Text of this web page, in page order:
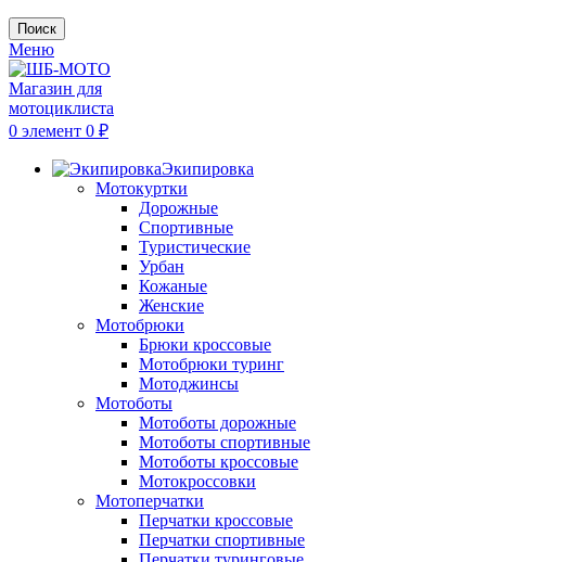
Поиск
Меню
0 элемент 0 ₽
Экипировка
Мотокуртки
Дорожные
Спортивные
Туристические
Урбан
Кожаные
Женские
Мотобрюки
Брюки кроссовые
Мотобрюки туринг
Мотоджинсы
Мотоботы
Мотоботы дорожные
Мотоботы спортивные
Мотоботы кроссовые
Мотокроссовки
Мотоперчатки
Перчатки кроссовые
Перчатки спортивные